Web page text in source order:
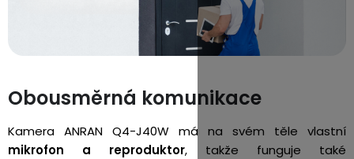
Obousměrná komunikace
Kamera ANRAN Q4-J40W má na svém těle vlastní
mikrofon a reproduktor, takže funguje také